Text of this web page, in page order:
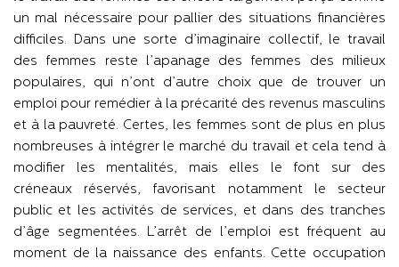
un mal nécessaire pour pallier des situations financières
difficiles. Dans une sorte d’imaginaire collectif, le travail
des femmes reste l’apanage des femmes des milieux
populaires, qui n’ont d’autre choix que de trouver un
emploi pour remédier à la précarité des revenus masculins
et à la pauvreté. Certes, les femmes sont de plus en plus
nombreuses à intégrer le marché du travail et cela tend à
modifier les mentalités, mais elles le font sur des
créneaux réservés, favorisant notamment le secteur
public et les activités de services, et dans des tranches
d’âge segmentées. L’arrêt de l’emploi est fréquent au
moment de la naissance des enfants. Cette occupation